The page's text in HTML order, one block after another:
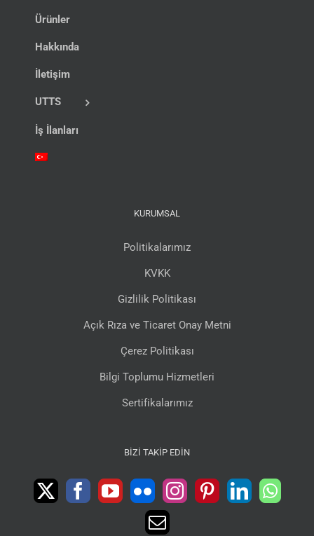
Ürünler
Hakkında
İletişim
UTTS
İş İlanları
KURUMSAL
Politikalarımız
KVKK
Gizlilik Politikası
Açık Rıza ve Ticaret Onay Metni
Çerez Politikası
Bilgi Toplumu Hizmetleri
Sertifikalarımız
BIZI TAKIP EDIN